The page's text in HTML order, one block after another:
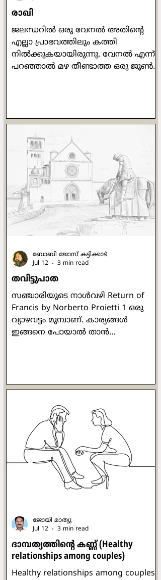
രാഖി
ജലന്ധറില്‍ ഒരു വേനല്‍ അതിന്‍റെ
എല്ലാ പ്രാഭവത്തിലും കത്തി
നില്‍ക്കുകയായിരുന്നു. വേനല്‍ എന്ന്
പറഞ്ഞാല്‍ മഴ തീണ്ടാത്ത ഒരു ജൂണ്‍
നാട്ടിലെ കായലുകളെപ്പോലെ
തോന്നിപ്പിച്ചു. ഉച്ചക്കത്തെ ചൂട്
സഹിക്കാന്‍ വയ്യാതെ ഞാന്‍ പുറത്ത്
കൂടെ നടക്കുമ്പോള്‍
ജനലിനരികിലേക്ക് ഒരു കല്ല് വീഴുന്ന
ശബ്ദം കേട്ടു. ആ വശത്തേക്ക്
നോക്കിയപ്പോള്‍ വീണ്ടുമതാ കല്ലിനു
പകരം ഒരു മരക്കഷണം മുകളിലേക്ക്
തവിട്ടുപാത
സഞ്ചാരിയുടെ നാള്‍വഴി Return of
Francis by Norberto Proietti 1 ഒരു
വ്യാഴവട്ടം മുമ്പാണ്. കാര്യങ്ങള്‍
ഇങ്ങനെ പോയാല്‍ താന്‍
നടക്കുകയാണ്. കാര്യങ്ങള്‍
'അപകട'ത്തിലേക്കു
നീങ്ങുകയാണെന്നു തോന്നിയ
അദ്ദേഹം തന്‍റെ അരികിലിരുന്ന
സാവോപോളോയിലെ കാര്‍ഡിനല്‍
ക്ലൗഡിയോ ഹ്യൂമിസിനെ ഉറ്റുനോക്കി.
സാരമില്ലെന്ന് ഒരു ശരീരഭാഷയിലൂടെ
കാര്‍ഡിനല്‍ ഹ്യൂമിസ് സമാധാനിപ്പിച്ചു.
മൂന്നില്‍ രണ്ട് ഭൂരിപ
ബോബി ജോസ് കട്ടിക്കാട്
Jul 12
3 min read
ദാമ്പത്യത്തിന്‍റെ കണ്ണ് (Healthy
relationships ​among couples)
Healthy relationships ​among couples
ജോയി മാത്യു
Jul 12
3 min read